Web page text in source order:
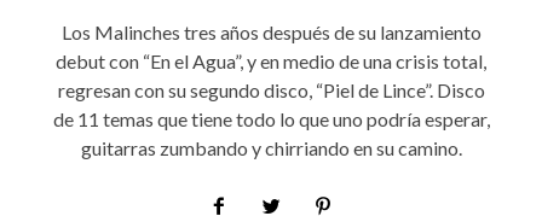
Los Malinches tres años después de su lanzamiento
debut con “En el Agua”, y en medio de una crisis total,
regresan con su segundo disco, “Piel de Lince”. Disco
de 11 temas que tiene todo lo que uno podría esperar,
guitarras zumbando y chirriando en su camino.